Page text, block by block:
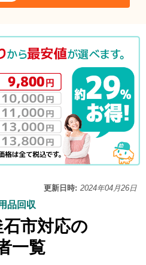
更新日時: 2024年04月26日
品回収
市対応の
一覧